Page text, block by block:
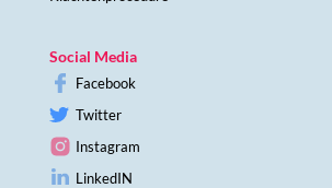
Social Media
Facebook
Twitter
Instagram
LinkedIN